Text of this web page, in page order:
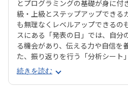
とプログラミングの基礎が身に付
級・上級とステップアップできる
も無理なくレベルアップできるの
スにある「発表の日」では、自分
る機会があり、伝える力や自信を
た、振り返りを行う「分析シート
かった点をどう改善するかを考え
です。さらに、講師は子どもたち
グ型指導を採用。自分で考え、解
続きを読む